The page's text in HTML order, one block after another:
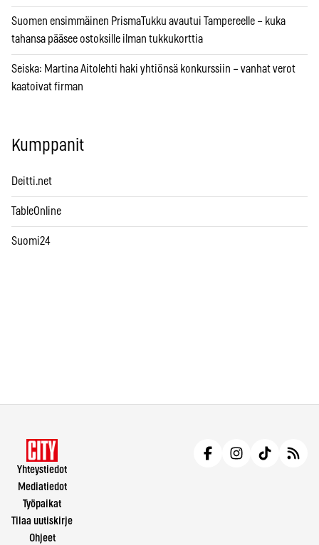
Suomen ensimmäinen PrismaTukku avautui Tampereelle – kuka
tahansa pääsee ostoksille ilman tukkukorttia
Seiska: Martina Aitolehti haki yhtiönsä konkurssiin – vanhat verot
kaatoivat firman
Kumppanit
Deitti.net
TableOnline
Suomi24
Yhteystiedot
Mediatiedot
Työpaikat
Tilaa uutiskirje
Ohjeet